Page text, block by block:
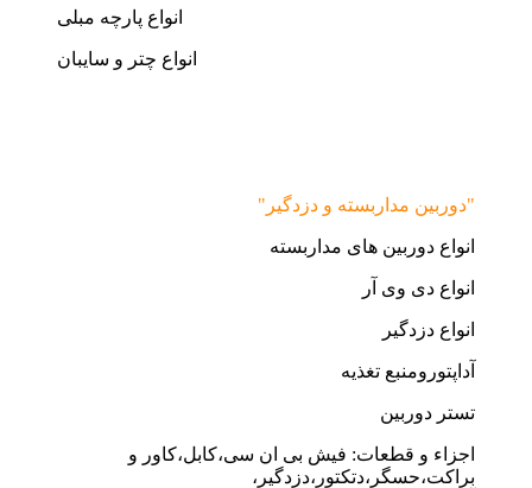
انواع پارچه مبلی
انواع چتر و سایبان
"دوربین مداربسته و دزدگیر"
انواع دوربین های مداربسته
انواع دی وی آر
انواع دزدگیر
آداپتورومنبع تغذیه
تستر دوربین
اجزاء و قطعات: فیش بی ان سی،کابل،کاور و
براکت،حسگر،دتکتور،دزدگیر،